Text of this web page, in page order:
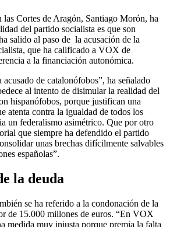
Cortes de Aragón, Santiago Morón, ha
del partido socialista es que son
salido al paso de la acusación de la
que ha calificado a VOX de
a la financiación autonómica.
de catalonófobos”, ha señalado
al intento de disimular la realidad del
hispanófobos, porque justifican una
atenta contra la igualdad de todos los
un federalismo asimétrico. Que por otro
que siempre ha defendido el partido
unas brechas difícilmente salvables
españolas”.
la deuda
se ha referido a la condonación de la
de 15.000 millones de euros. “En VOX
medida muy injusta porque premia la falta